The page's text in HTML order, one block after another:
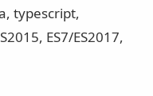
typescript,
ES7/ES2017,